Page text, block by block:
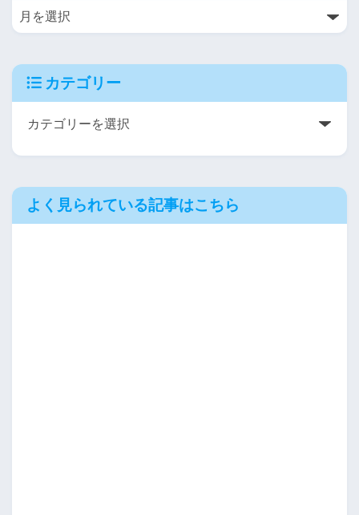
カテゴリー
よく見られている記事はこちら